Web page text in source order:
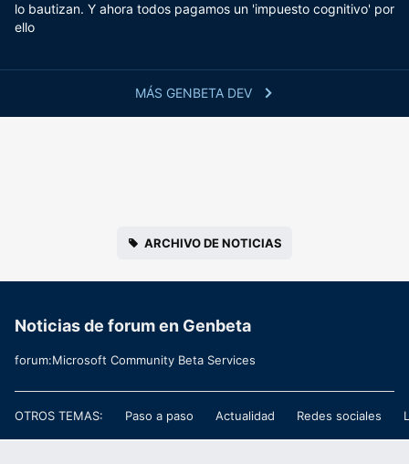
MÁS GENBETA DEV
lo bautizan. Y ahora todos pagamos un 'impuesto cognitivo' por
ello
ARCHIVO DE NOTICIAS
Noticias de forum en Genbeta
forum:Microsoft Community Beta Services
OTROS TEMAS: Paso a paso Actualidad Redes sociales